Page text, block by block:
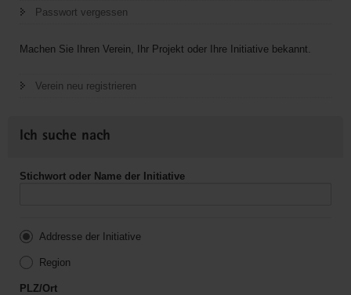
Passwort vergessen
Machen Sie Ihren Verein, Ihr Projekt oder Ihre Initiative bekannt.
Verein neu registrieren
Ich suche nach
Stichwort oder Name der Initiative
Addresse der Initiative
Region
PLZ/Ort